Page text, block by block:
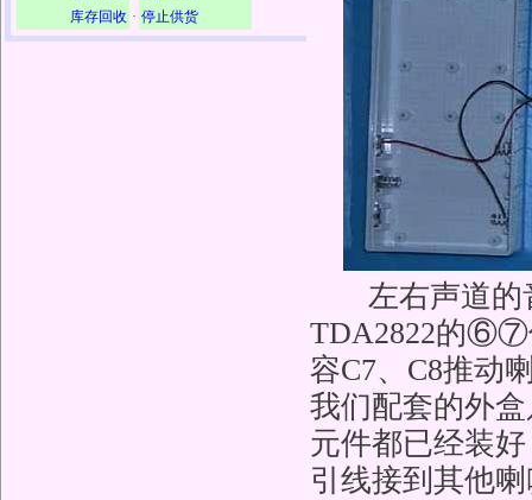
库存回收 · 停止供货
左右声道的
TDA2822的⑥⑦
容C7、C8推动
我们配套的外
元件都已经装
引线接到其他